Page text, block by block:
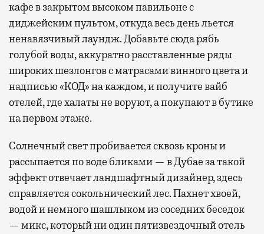
кафе в закрытом высоком павильоне с
диджейским пультом, откуда весь день льется
ненавязчивый лаундж. Добавьте сюда рябь
голубой воды, аккуратно расставленные ряды
широких шезлонгов с матрасами винного цвета и
надписью «КОД» на каждом, и получите вайб
отелей, где халаты не воруют, а покупают в бутике
на первом этаже.
Солнечный свет пробивается сквозь кроны и
рассыпается по воде бликами — в Дубае за такой
эффект отвечает ландшафтный дизайнер, здесь
справляется сокольнический лес. Пахнет хвоей,
водой и немного шашлыком из соседних беседок
— микс, который ни один пятизвездочный отель